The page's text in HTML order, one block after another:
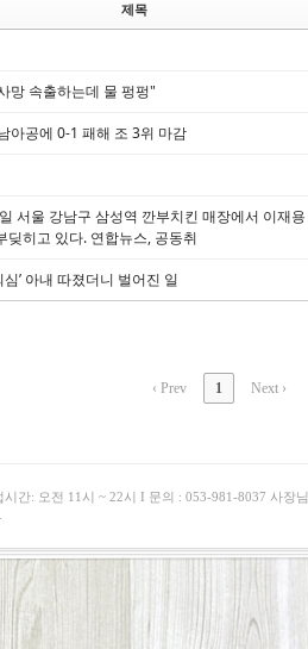
제목
망 속출하는데 물 펑펑"
아공에 0-1 패해 조 3위 마감
서울 강남구 삼성역 깐부치킨 매장에서 이재
딪히고 있다. 연합뉴스, 공동취
’ 아내 따졌더니 벌어진 일
‹ Prev 1 Next ›
간: 오전 11시 ~ 22시 I 문의 : 053-981-8037 사장